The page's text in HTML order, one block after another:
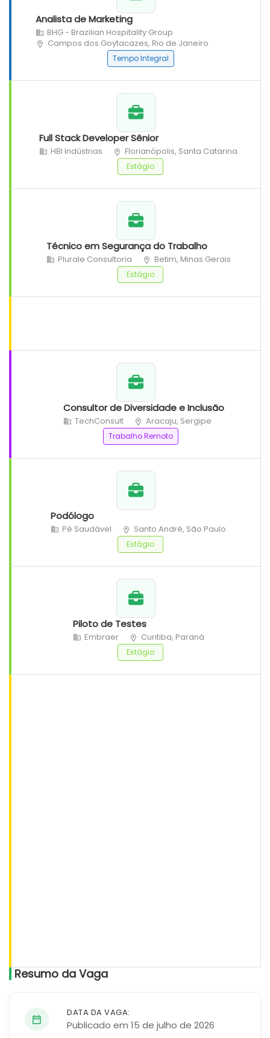
Analista de Marketing
BHG - Brazilian Hospitality Group
Campos dos Goytacazes, Rio de Janeiro
Tempo Integral
Full Stack Developer Sênior
HBI Indústrias Florianópolis, Santa Catarina
Estágio
Técnico em Segurança do Trabalho
Plurale Consultoria Betim, Minas Gerais
Estágio
Consultor de Diversidade e Inclusão
TechConsult Aracaju, Sergipe
Trabalho Remoto
Podólogo
Pé Saudável Santo André, São Paulo
Estágio
Piloto de Testes
Embraer Curitiba, Paraná
Estágio
Resumo da Vaga
DATA DA VAGA:
Publicado em 15 de julho de 2026